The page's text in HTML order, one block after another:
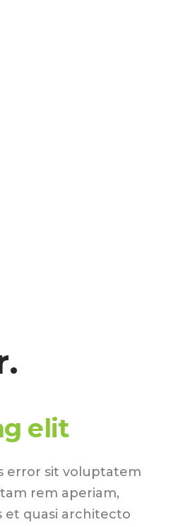
elit
error sit voluptatem
rem aperiam,
et quasi architecto